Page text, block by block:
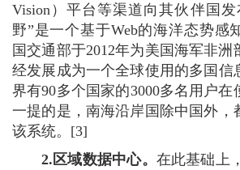
Vision）平台等渠道向其伙伴国
野”是一个基于Web的海洋态势感
国交通部于2012年为美国海军非洲
经发展成为一个全球使用的多国信
界有90多个国家的3000多名用户
一提的是，南海沿岸国除中国外，
该系统。[3]
2.区域数据中心。 在此基础上